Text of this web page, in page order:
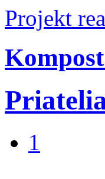
Projekt
1